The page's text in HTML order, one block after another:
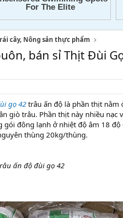
cây, Nông sản thực phẩm
bán sỉ Thịt Đùi
gọ 42trâu ấn độ là phần thịt nằm
giò trâu. Phần thịt này nhiều nạc
gói đông lạnh ở nhiệt độ âm 18
thùng 20kg/thùng.
ấn độ đùi gọ 42